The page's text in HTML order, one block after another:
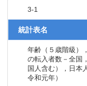
3-1
統計表名
年齢（５歳階級）
の転入者数－全国
国人含む），日本
令和元年）